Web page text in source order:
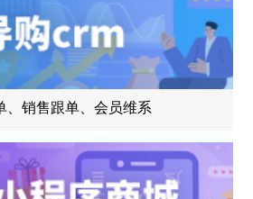
、销售跟单、会员维系